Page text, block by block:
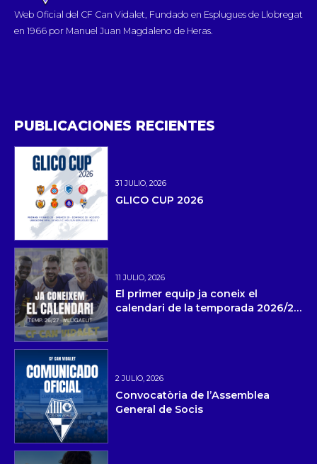
Web Oficial del CF Can Vidalet, Fundado en Esplugues de Llobregat
en 1966 por Manuel Juan Magdaleno de Heras.
PUBLICACIONES RECIENTES
31 JULIO, 2026
GLICO CUP 2026
11 JULIO, 2026
El primer equip ja coneix el
calendari de la temporada 2026/27
2 JULIO, 2026
Convocatòria de l’Assemblea
General de Socis